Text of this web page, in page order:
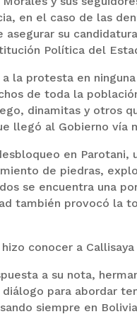
en el caso de las
asegurar su
Política del
a la protesta en
de toda la
dinamitas y otros
llegó al Gobierno vía
en
de piedras,
se encuentra una
también provocó la
conocer a
a su nota,
para abordar
siempre en